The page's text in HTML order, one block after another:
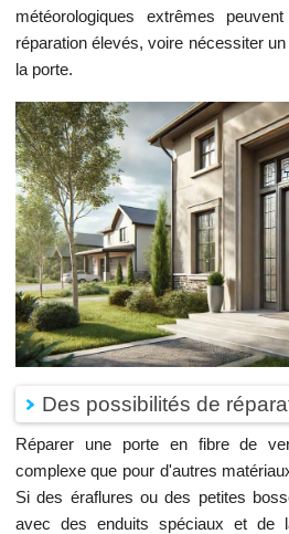
météorologiques extrêmes
réparation élevés, voire nécessiter
la porte.
Des possibilités de
Réparer une porte en fibre de
complexe que pour d'autres
Si des éraflures ou des petites
avec des enduits spéciaux et de